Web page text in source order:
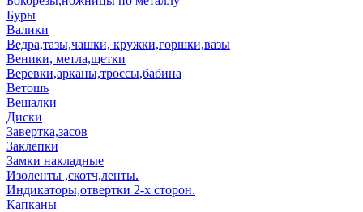
Буры
Валики
Ведра,тазы,чашки, кружки,горшки,вазы
Веники, метла,щетки
Веревки,арканы,троссы,бабина
Ветошь
Вешалки
Диски
Завертка,засов
Заклепки
Замки накладные
Изоленты ,скотч,ленты.
Индикаторы,отвертки 2-х сторон.
Капканы